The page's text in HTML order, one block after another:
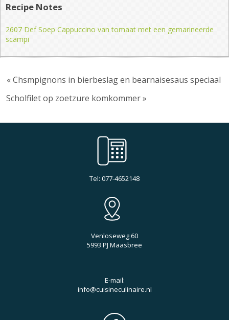
Recipe Notes
2607 Def Soep Cappuccino van tomaat met een gemarineerde
scampi
« Chsmpignons in bierbeslag en bearnaisesaus speciaal
Scholfilet op zoetzure komkommer »
Tel: 077-4652148
Venloseweg 60
5993 PJ Maasbree
E-mail:
info@cuisineculinaire.nl